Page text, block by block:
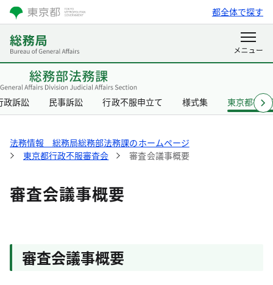
都全体で探す
政訴訟 民事訴訟 行政不服申立て 様式集 東京都行
法務情報 総務局総務部法務課のホームページ
東京都行政不服審査会
審査会議事概要
審査会議事概要
審査会議事概要